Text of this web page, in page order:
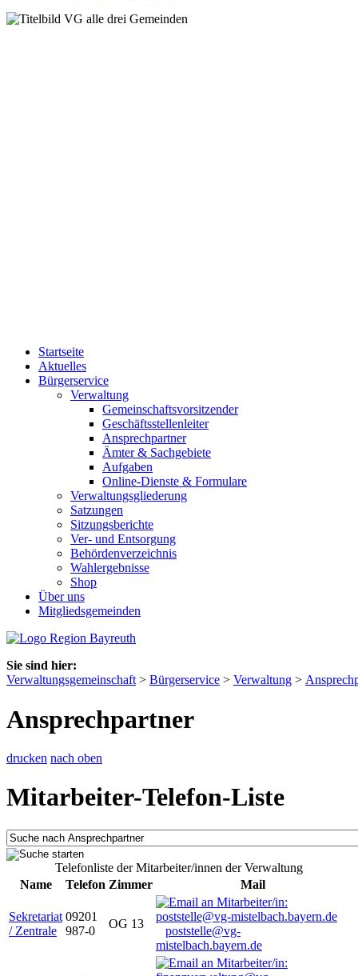
Startseite
Aktuelles
Bürgerservice
Verwaltung
Gemeinschaftsvorsitzender
Geschäftsstellenleiter
Ansprechpartner
Ämter & Sachgebiete
Aufgaben
Online-Dienste & Formulare
Verwaltungsgliederung
Satzungen
Sitzungsberichte
Ver- und Entsorgung
Behördenverzeichnis
Wahlergebnisse
Shop
Über uns
Mitgliedsgemeinden
Sie sind hier:
Verwaltungsgemeinschaft > Bürgerservice > Verwaltung >
Ansprechpartner
drucken nach oben
Mitarbeiter-Telefon-Liste
Telefonliste der Mitarbeiter/innen der Verwaltung
Name
Telefon Zimmer Mail
Sekretariat
/ Zentrale
09201
987-0
OG 13
poststelle@vg-
mistelbach.bayern.de